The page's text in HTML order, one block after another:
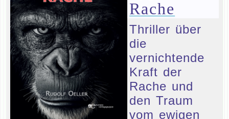
Rache
Thriller über
die
vernichtende
Kraft der
Rache und
den Traum
vom ewigen